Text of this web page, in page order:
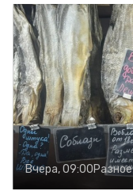
Вчера, 09:00Разное